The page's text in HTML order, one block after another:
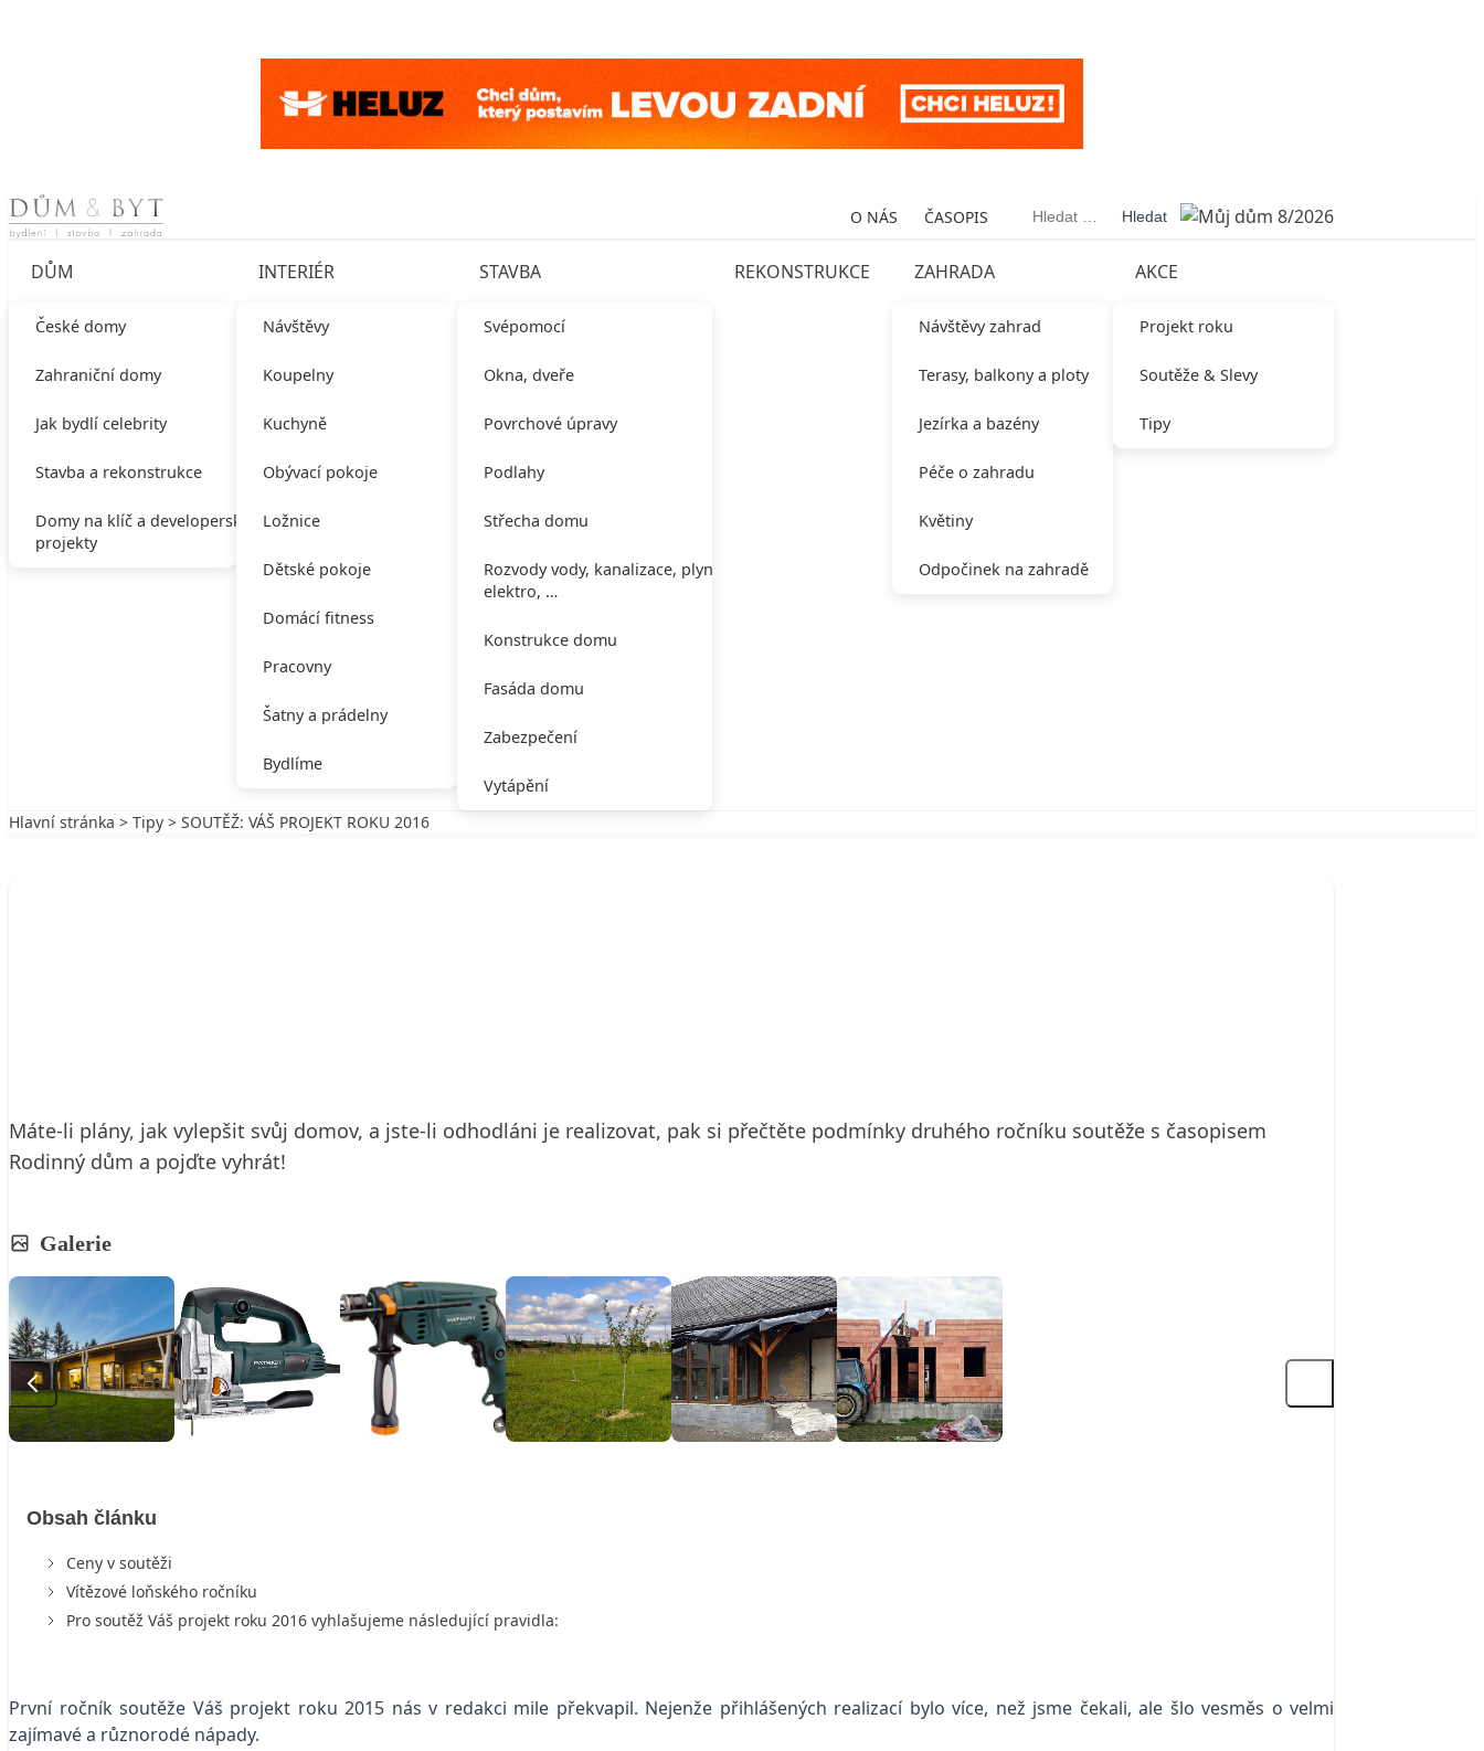
Skip to content O NÁS ČASOPIS Vyhledávání
DŮM
České domy
Zahraniční domy
Jak bydlí celebrity
Stavba a rekonstrukce
Domy na klíč a developerské
projekty
INTERIÉR
Návštěvy
Koupelny
Kuchyně
Obývací pokoje
Ložnice
Dětské pokoje
Domácí fitness
Pracovny
Šatny a prádelny
Bydlíme
STAVBA
Svépomocí
Okna, dveře
Povrchové úpravy
Podlahy
Střecha domu
Rozvody vody, kanalizace, plynu,
elektro, …
Konstrukce domu
Fasáda domu
Zabezpečení
Vytápění
REKONSTRUKCE ZAHRADA
Návštěvy zahrad
Terasy, balkony a ploty
Jezírka a bazény
Péče o zahradu
Květiny
Odpočinek na zahradě
AKCE
Projekt roku
Soutěže & Slevy
Tipy
Hlavní stránka > Tipy > SOUTĚŽ: VÁŠ PROJEKT ROKU 2016
Máte-li plány, jak vylepšit svůj domov, a jste-li odhodláni je realizovat, pak si přečtěte podmínky druhého ročníku soutěže s časopisem
Rodinný dům a pojďte vyhrát!
Galerie
Obsah článku
Ceny v soutěži
Vítězové loňského ročníku
Pro soutěž Váš projekt roku 2016 vyhlašujeme následující pravidla:
První ročník soutěže Váš projekt roku 2015 nás v redakci mile překvapil. Nejenže přihlášených realizací bylo více, než jsme čekali, ale šlo vesměs o velmi
zajímavé a různorodé nápady.